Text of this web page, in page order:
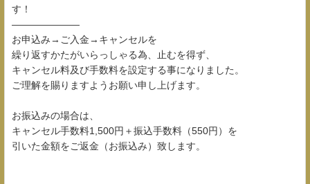
す！
―――――――
お申込み→ご入金→キャンセルを
繰り返すかたがいらっしゃる為、止むを得ず、
キャンセル料及び手数料を設定する事になりました。
ご理解を賜りますようお願い申し上げます。
お振込みの場合は、
キャンセル手数料1,500円＋振込手数料（550円）を
引いた金額をご返金（お振込み）致します。